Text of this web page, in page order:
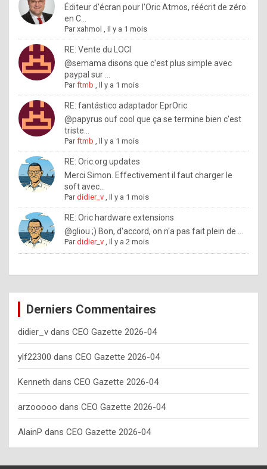
u
w
a
n
t
o
n
o
w
h
o
w
o
e
y
o
u
s
h
o
Éditeur d'écran pour l'Oric Atmos, réécrit de zéro
en C...
Parxahmol ,Il y a 1 mois
RE: Vente du LOCI
@semama disons que c'est plus simple avec
paypal sur ...
Parftmb ,Il y a 1 mois
RE: fantástico adaptador EprOric
@papyrus ouf cool que ça se termine bien c'est
triste...
Parftmb ,Il y a 1 mois
RE: Oric.org updates
Merci Simon. Effectivement il faut charger le
soft avec...
Pardidier_v ,Il y a 1 mois
RE: Oric hardware extensions
@gliou ;) Bon, d'accord, on n'a pas fait plein de ...
Pardidier_v ,Il y a 2 mois
Derniers Commentaires
didier_v dans CEO Gazette 2026-04
ylf22300 dans CEO Gazette 2026-04
Kenneth dans CEO Gazette 2026-04
arzooooo dans CEO Gazette 2026-04
AlainP dans CEO Gazette 2026-04